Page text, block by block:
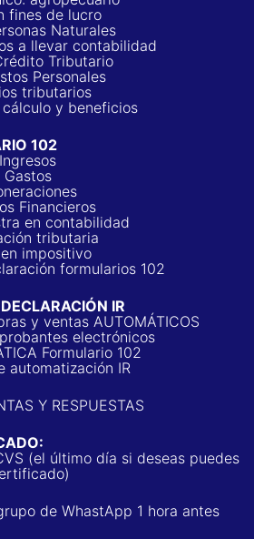
fines de lucro
Naturales
a llevar contabilidad
Tributario
Personales
tributarios
y beneficios
102
Gastos
Financieros
en contabilidad
tributaria
impositivo
formularios 102
IR
y ventas AUTOMÁTICOS
electrónicos
Formulario 102
automatización IR
Y RESPUESTAS
(el último día si deseas puedes
de WhastApp 1 hora antes